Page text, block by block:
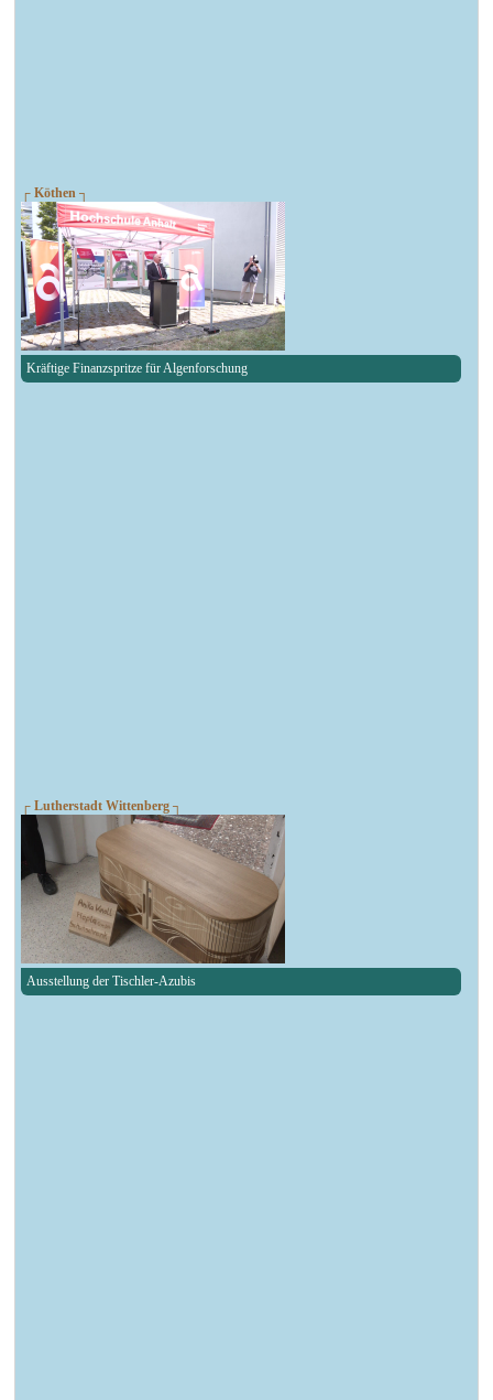
┌ Köthen ┐
Kräftige Finanzspritze für Algenforschung
┌ Lutherstadt Wittenberg ┐
Ausstellung der Tischler-Azubis